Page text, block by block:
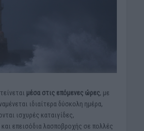
μέσα στις επόμενες ώρες, με
ιδιαίτερα δύσκολη ημέρα,
ισχυρές καταιγίδες,
επεισόδια λασποβροχής σε πολλές